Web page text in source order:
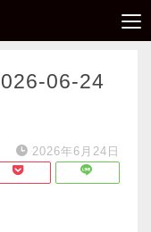
06-24
2026年6月24日